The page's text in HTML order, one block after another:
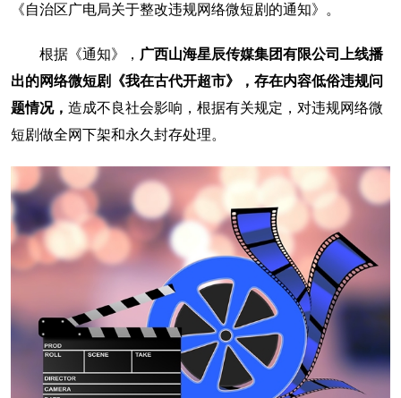
《自治区广电局关于整改违规网络微短剧的通知》。
根据《通知》， 广西山海星辰传媒集团有限公司上线播
出的网络微短剧《我在古代开超市》，存在内容低俗违规问
题情况， 造成不良社会影响，根据有关规定，对违规网络微
短剧做全网下架和永久封存处理。